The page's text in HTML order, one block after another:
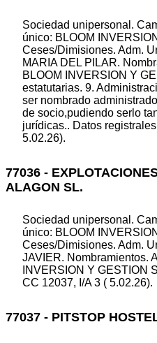
Sociedad unipersonal.
único: BLOOM
Ceses/Dimisiones. Adm.
MARIA DEL PILAR.
BLOOM INVERSION Y
estatutarias. 9.
ser nombrado
de socio,pudiendo serlo
jurídicas.. Datos
5.02.26).
77036 -
ALAGON SL.
Sociedad unipersonal.
único: BLOOM
Ceses/Dimisiones. Adm.
JAVIER. Nombramientos.
INVERSION Y GESTION
CC 12037, I/A 3 ( 5.02.26).
77037 - PITSTOP